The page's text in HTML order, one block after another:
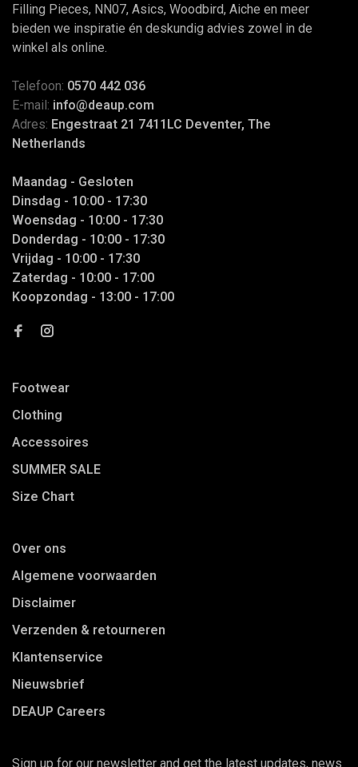
Filling Pieces, NN07, Asics, Woodbird, Aiche en meer
bieden we inspiratie én deskundig advies zowel in de
winkel als online.
Telefoon: 0570 442 036
E-mail: info@deaup.com
Adres: Engestraat 21 7411LC Deventer, The
Netherlands
Maandag - Gesloten
Dinsdag - 10:00 - 17:30
Woensdag - 10:00 - 17:30
Donderdag - 10:00 - 17:30
Vrijdag - 10:00 - 17:30
Zaterdag - 10:00 - 17:00
Koopzondag - 13:00 - 17:00
Footwear
Clothing
Accessoires
SUMMER SALE
Size Chart
Over ons
Algemene voorwaarden
Disclaimer
Verzenden & retourneren
Klantenservice
Nieuwsbrief
DEAUP Careers
Sign up for our newsletter and get the latest updates, news